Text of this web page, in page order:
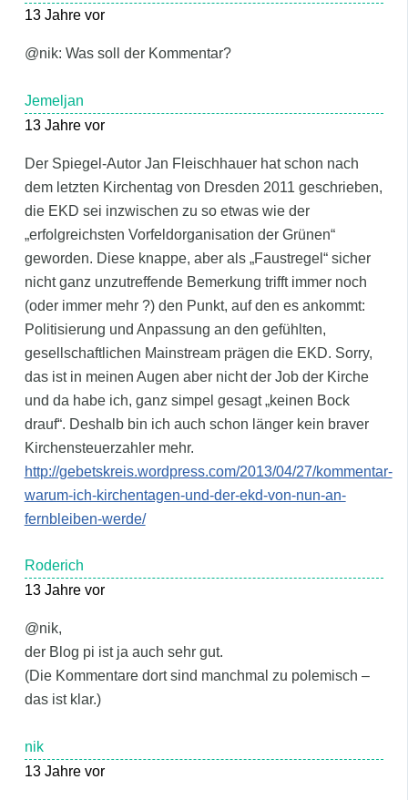
13 Jahre vor
@nik: Was soll der Kommentar?
Jemeljan
13 Jahre vor
Der Spiegel-Autor Jan Fleischhauer hat schon nach
dem letzten Kirchentag von Dresden 2011 geschrieben,
die EKD sei inzwischen zu so etwas wie der
„erfolgreichsten Vorfeldorganisation der Grünen“
geworden. Diese knappe, aber als „Faustregel“ sicher
nicht ganz unzutreffende Bemerkung trifft immer noch
(oder immer mehr ?) den Punkt, auf den es ankommt:
Politisierung und Anpassung an den gefühlten,
gesellschaftlichen Mainstream prägen die EKD. Sorry,
das ist in meinen Augen aber nicht der Job der Kirche
und da habe ich, ganz simpel gesagt „keinen Bock
drauf“. Deshalb bin ich auch schon länger kein braver
Kirchensteuerzahler mehr.
http://gebetskreis.wordpress.com/2013/04/27/kommentar-
warum-ich-kirchentagen-und-der-ekd-von-nun-an-
fernbleiben-werde/
Roderich
13 Jahre vor
@nik,
der Blog pi ist ja auch sehr gut.
(Die Kommentare dort sind manchmal zu polemisch –
das ist klar.)
nik
13 Jahre vor